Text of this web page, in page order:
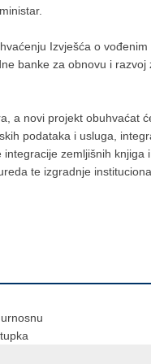
Izvješća o
banke za obnovu i
a novi projekt obuhvaćat
podataka i usluga,
zemljišnih
te izgradnje